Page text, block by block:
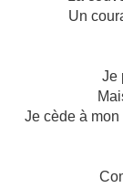
Un
Je
Je cède à